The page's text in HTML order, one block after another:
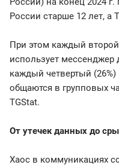
России старше 12 лет, а
При этом каждый второй
использует
каждый четвертый
общаются в групповых
TGStat.
От утечек данных до
Хаос в коммуникациях